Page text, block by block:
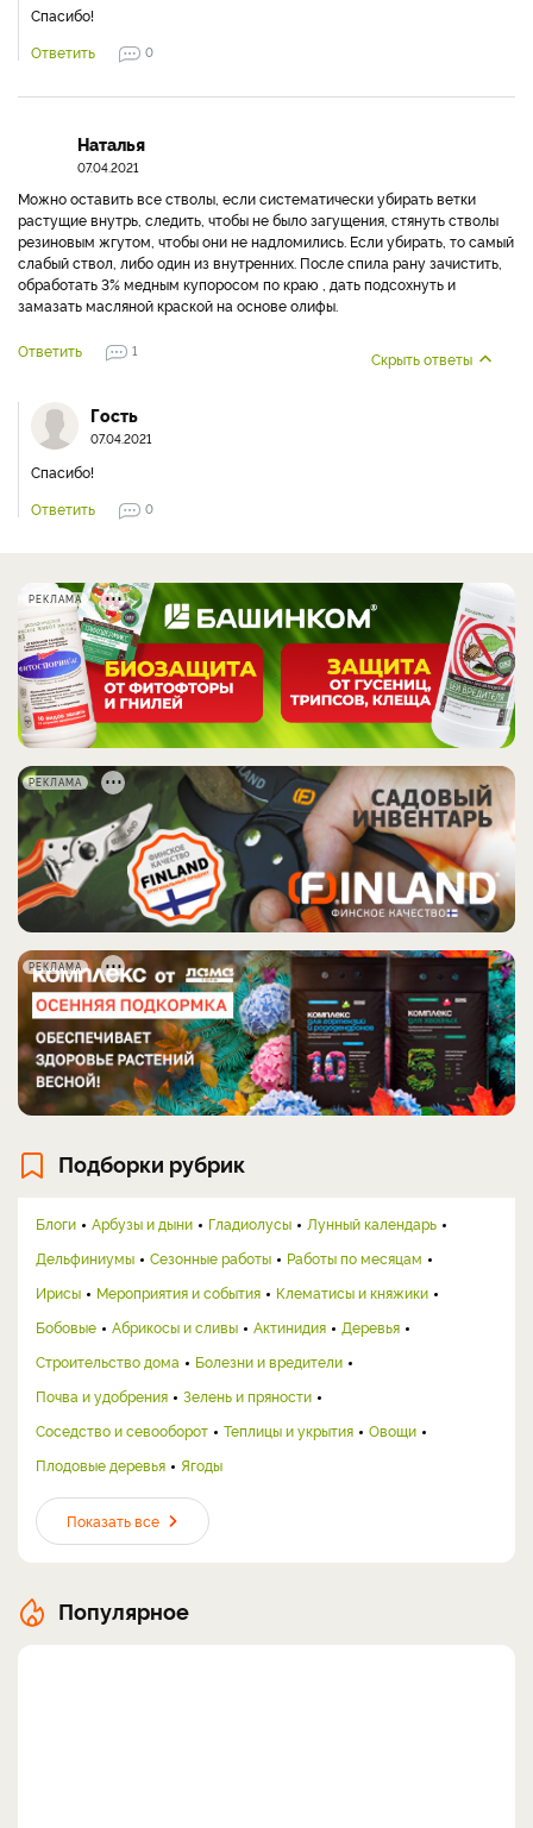
Спасибо!
Ответить
0
Наталья
07.04.2021
Можно оставить все стволы, если систематически убирать ветки
растущие внутрь, следить, чтобы не было загущения, стянуть стволы
резиновым жгутом, чтобы они не надломились. Если убирать, то самый
слабый ствол, либо один из внутренних. После спила рану зачистить,
обработать 3% медным купоросом по краю , дать подсохнуть и
замазать масляной краской на основе олифы.
Ответить 1 Скрыть ответы
Гость
07.04.2021
Спасибо!
Ответить
0
РЕКЛАМА
РЕКЛАМА
РЕКЛАМА
Подборки рубрик
Блоги Арбузы и дыни Гладиолусы
Лунный календарь
Дельфиниумы
Сезонные работы
Работы по месяцам
Ирисы
Мероприятия и события
Клематисы и княжики
Бобовые
Абрикосы и сливы Актинидия
Деревья
Строительство дома
Болезни и вредители
Почва и удобрения
Зелень и пряности
Соседство и севооборот
Теплицы и укрытия
Овощи
Плодовые деревья
Ягоды
Показать все
Популярное